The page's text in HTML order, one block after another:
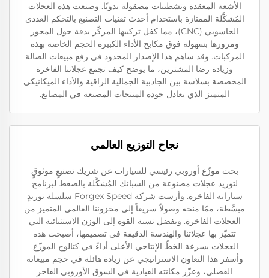
الأشعة المعقدة وتشطيبات مصقولة يدويًا. وصنعت هذه العجلات
المُشكَّلة الممتازة باستخدام أحدث تقنيات التصنيع بالتحكم العددي
الحاسوبي (CNC)، مما كفل تركيبها المركّز بدقة حول المحور
ومرورها بسهولة فوق مكابح الأداء الكبيرة الحجم الخاصة بهذه
المركبات. وقد ساهم هذا الإصدار المحدود في رفع مبيعات الصالة
وزيادة رضا المشترين، ما يوضح كيف تجمع عجلاتنا الفاخرة
المخصصة بسلاسة بين الجاذبية الجمالية الراقية والأداء الميكانيكي
المتميز الذي يعادل جودة المنتجات المصنعة في المصانع.
نجاح التوزيع العالمي
بحث موزّع أوروبي رئيسي للسيارات عن شريك تصنيعٍ موثوقٍ
لتوريد عجلات مصنوعة من السبائك المُشكَّلة بالضغط لبرنامج
سياراته الفاخرة. وأرست شركة Forgex Speed سلسلة توريدٍ
مبسَّطة، ممّا منحه وصولاً سريعاً إلى مخزوننا العالمي المتميز من
العجلات الفاخرة. وبفضل نسبة القوة إلى الوزن الاستثنائية التي
تتميّز بها عجلاتنا والهندسة الدقيقة في تصميمها، أصبحت هذه
العجلات بسرعة الخطّ الإنتاجي الأعلى أداءً في كتالوج الموزّع.
وأسفر هذا التعاون الاستراتيجي عن زيادة هائلة في حجم مبيعاته
الفصلي، وعزّز مكانته القيادية في السوق الأوروبي الفاخر